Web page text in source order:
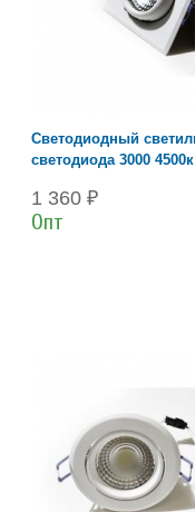
Светодиодный
светодиода 3000 4500к
1 360 ₽
Опт